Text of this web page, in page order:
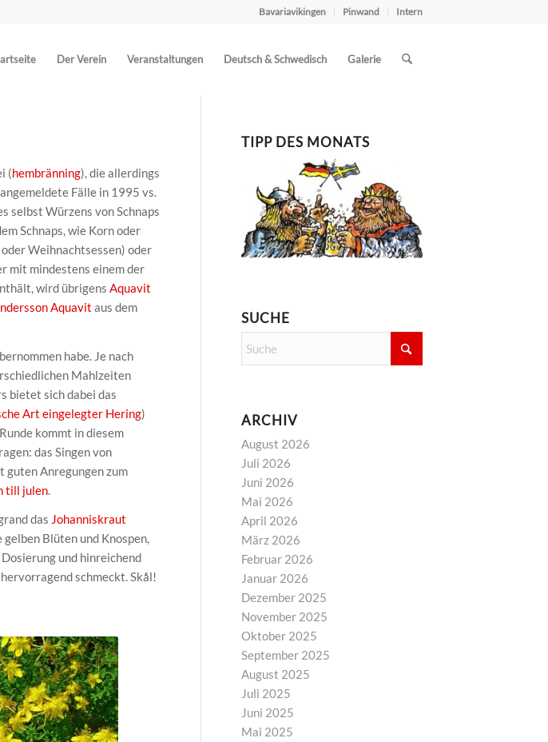
Bavariavikingen Pinwand Intern
Der Verein Veranstaltungen Deutsch & Schwedisch Galerie
(hembränning), die allerdings
Fälle in 1995 vs.
selbst Würzens von Schnaps
Schnaps, wie Korn oder
Weihnachtsessen) oder
mit mindestens einem der
wird übrigens Aquavit
Aquavit aus dem
habe. Je nach
Mahlzeiten
bietet sich dabei das
Art eingelegter Hering)
kommt in diesem
das Singen von
guten Anregungen zum
till julen
das Johanniskraut
Blüten und Knospen,
und hinreichend
schmeckt. Skål!
TIPP DES MONATS
SUCHE
ARCHIV
August 2026
Juli 2026
Juni 2026
Mai 2026
April 2026
März 2026
Februar 2026
Januar 2026
Dezember 2025
November 2025
Oktober 2025
September 2025
August 2025
Juli 2025
Juni 2025
Mai 2025